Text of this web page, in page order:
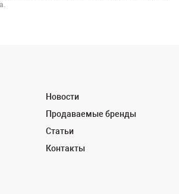
Новости
Продаваемые бренды
Статьи
Контакты